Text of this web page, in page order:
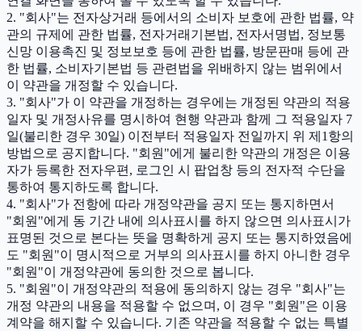
2. "회사"는 전자상거래 등에서의 소비자 보호에 관한 법률, 약
관의 규제에 관한 법률, 전자거래기본법, 전자서명법, 정보통
신망 이용촉진 및 정보보호 등에 관한 법률, 방문판매 등에 관
한 법률, 소비자기본법 등 관련법을 위배하지 않는 범위에서
이 약관을 개정할 수 있습니다.
3. "회사"가 이 약관을 개정하는 경우에는 개정된 약관의 적용
일자 및 개정사유를 명시하여 현행 약관과 함께 그 적용일자 7
일(불리한 경우 30일) 이전부터 적용일자 전일까지 위 제1항의
방법으로 공지합니다. "회원"에게 불리한 약관의 개정은 이용
자가 등록한 전자우편, 로그인 시 팝업창 등의 전자적 수단을
통하여 통지하도록 합니다.
4. "회사"가 전항에 따라 개정약관을 공지 또는 통지하면서
"회원"에게 동 기간 내에 의사표시를 하지 않으면 의사표시가
표명된 것으로 본다는 뜻을 명확하게 공지 또는 통지하였음에
도 "회원"이 명시적으로 거부의 의사표시를 하지 아니한 경우
"회원"이 개정약관에 동의한 것으로 봅니다.
5. "회원"이 개정약관의 적용에 동의하지 않는 경우 "회사"는
개정 약관의 내용을 적용할 수 없으며, 이 경우 "회원"은 이용
계약을 해지할 수 있습니다. 기존 약관을 적용할 수 없는 특별